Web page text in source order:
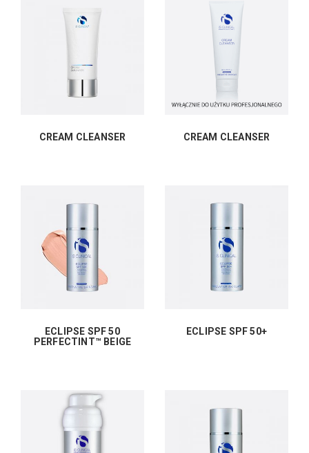
CREAM CLEANSER CREAM CLEANSER
ECLIPSE SPF 50
PERFECTINT™ BEIGE
ECLIPSE SPF 50+